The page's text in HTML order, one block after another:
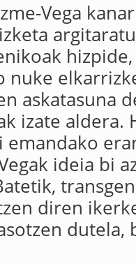
Vega
nuke
askatasuna
izate aldera.
emandako
ideia bi
diren
dutela,